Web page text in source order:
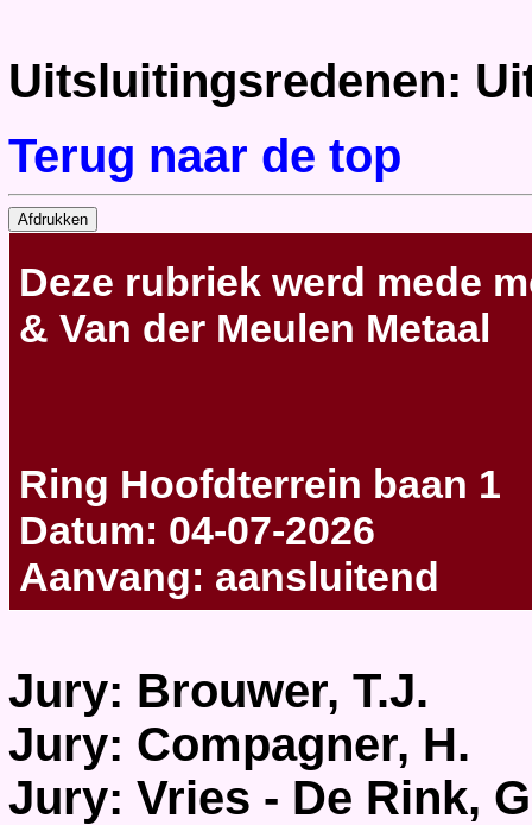
Uitsluitingsredenen:
Terug naar de top
Deze rubriek werd mede
& Van der Meulen Metaal
Ring Hoofdterrein baan 1
Datum: 04-07-2026
Aanvang: aansluitend
Jury: Brouwer, T.J.
Jury: Compagner, H.
Jury: Vries - De Rink,